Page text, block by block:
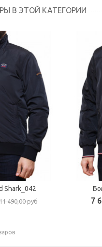
В ЭТОЙ КАТЕГОРИИ
Shark_042
490,00 руб 7